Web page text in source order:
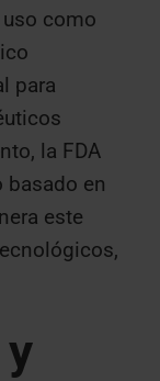
como
para
la FDA
basado en
este